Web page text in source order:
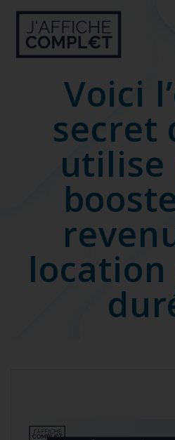
Voici
secret
utilise